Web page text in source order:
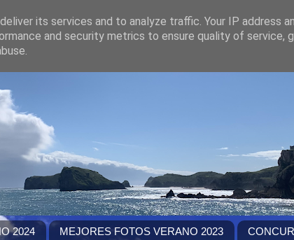
2024 MEJORES FOTOS VERANO 2023
its services and to analyze traffic. Your IP address
and security metrics to ensure quality of service,